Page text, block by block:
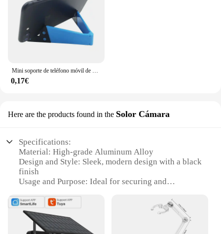
0,17€
Here are the products found in the Solor Cámara
Specifications:
Material: High-grade Aluminum Alloy
Design and Style: Sleek, modern design with a black
finish
Usage and Purpose: Ideal for securing and
Typical Adaptive Scenario: Outdoor environments
with direct sunlight
Shape or Size or Weight or Quantity: Compact and
lightweight, easy to transport